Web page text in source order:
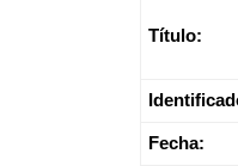
Título:
Fecha: